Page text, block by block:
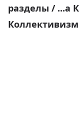
разделы / ...а